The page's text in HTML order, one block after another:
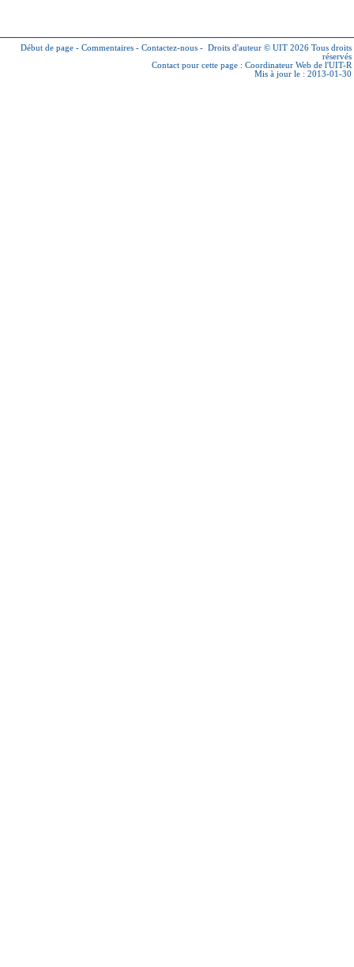
Début de page - Commentaires - Contactez-nous - Droits d'auteur © UIT 2026 Tous droits
réservés
Contact pour cette page : Coordinateur Web de l'UIT-R
Mis à jour le : 2013-01-30